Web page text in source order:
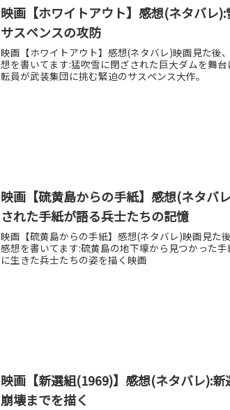
映画【ホワイトアウト】感想(ネタバレ
サスペンスの攻防
映画【ホワイトアウト】感想(ネタバレ)映画見た後
想を書いてます:猛吹雪に閉ざされた巨大ダムを舞
転員が武装集団に挑む緊迫のサスペンス大作。
映画【硫黄島からの手紙】感想(ネタバ
された手紙が語る兵士たちの記憶
映画【硫黄島からの手紙】感想(ネタバレ)映画見た
感想を書いてます:硫黄島の地下壕から見つかった
に生きた兵士たちの姿を描く映画
映画【新選組(1969)】感想(ネタバレ):新
崩壊までを描く